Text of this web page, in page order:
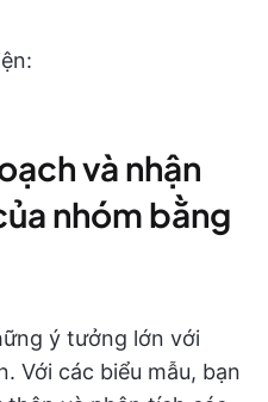
và nhận
nhóm bằng
ý tưởng lớn với
Với các biểu mẫu, bạn